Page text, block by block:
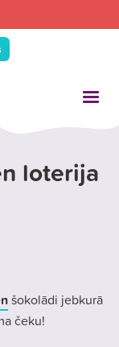
loterija
šokolādi jebkurā
čeku!